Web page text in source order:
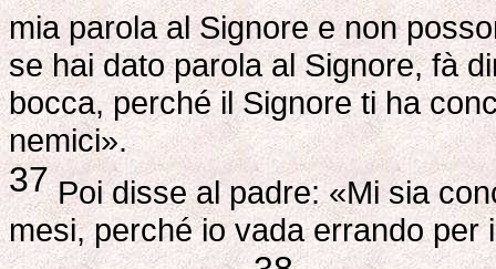
mia parola al Signore e non
se hai dato parola al Signore, fà
bocca, perché il Signore ti ha
nemici».
37Poi disse al padre: «Mi sia
mesi, perché io vada errando